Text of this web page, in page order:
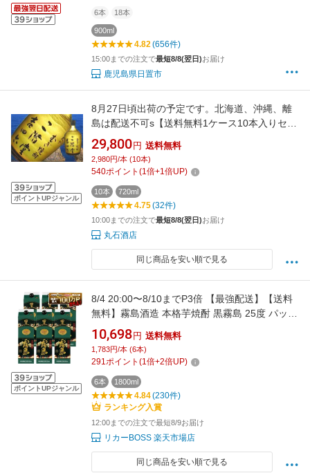
6本 18本
900ml
4.82(656件)
15:00までの注文で最短8/8(翌日)お届け
鹿児島県日置市
ポイントUPジャンル
8月27日頃出荷の予定です。北海道、沖縄、離
島は配送不可s【送料無料1ケース10本入りセッ
ト】吉四六 びん 25度 720ml 箱入り 瓶
29,800 円 送料無料
2,980円/本 (10本)
540ポイント (1倍+1倍UP)
10本 720ml
4.75(32件)
10:00までの注文で最短8/8(翌日)お届け
丸石酒店
同じ商品を安い順で見る
ポイントUPジャンル
8/4 20:00〜8/10までP3倍 【最強配送】【送料
無料】霧島酒造 本格芋焼酎 黒霧島 25度 パック
1800ml 1.8L×1ケース/6本【一部地域送料無料
対象外】
10,698 円 送料無料
1,783円/本 (6本)
291ポイント (1倍+2倍UP)
6本 1800ml
4.84(230件)
ランキング入賞
12:00までの注文で最短8/9お届け
リカーBOSS 楽天市場店
同じ商品を安い順で見る